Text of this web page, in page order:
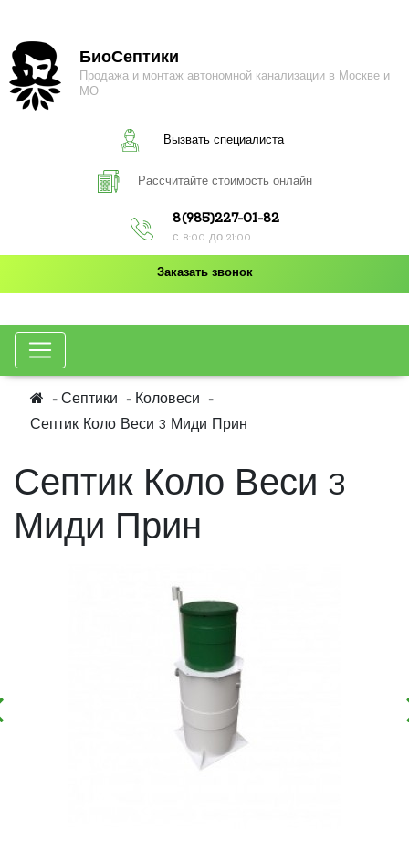
БиоСептики
Продажа и монтаж автономной канализации в Москве и
МО
Вызвать специалиста
Рассчитайте стоимость онлайн
8(985)227-01-82
с 8:00 до 21:00
Заказать звонок
Септики
Коловеси
Септик Коло Веси 3 Миди Прин
Септик Коло Веси 3
Миди Прин